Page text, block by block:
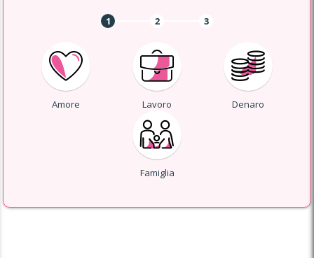
1 2 3
Amore Lavoro Denaro
Famiglia